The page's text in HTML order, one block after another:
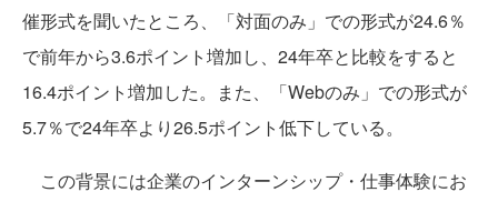
催形式を聞いたところ、「対面のみ」での形式が24.6％
で前年から3.6ポイント増加し、24年卒と比較をすると
16.4ポイント増加した。また、「Webのみ」での形式が
5.7％で24年卒より26.5ポイント低下している。
この背景には企業のインターンシップ・仕事体験にお